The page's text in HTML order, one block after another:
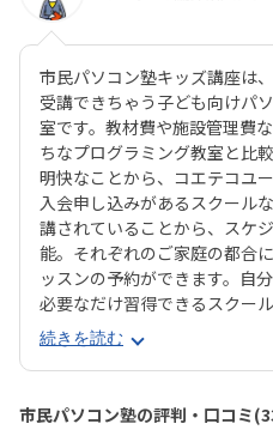
市民パソコン塾キッズ講座は
受講できちゃう子ども向けパ
室です。教材費や施設管理費
ちなプログラミング教室と比
明快なことから、コエテコユ
入会申し込みがあるスクール
講されていることから、スケ
能。それぞれのご家庭の都合
ッスンの予約ができます。自
必要なだけ習得できるスクー
0教室が開講中（2025年7月現
る教室を探しやすいのも魅力
ング」系のコースがレベル別
から学べる「Windows11パソ
お絵描き」「写真デコレーシ
続きを読む
市民パソコン塾の評判・口コミ